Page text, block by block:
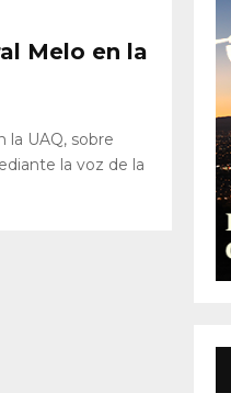
Melo en la
la UAQ, sobre
la voz de la